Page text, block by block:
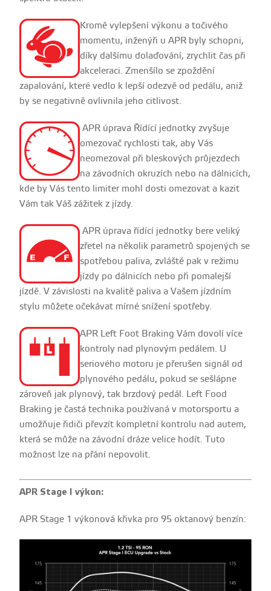
Kromě vylepšení výkonu a točivého
momentu, inženýři u APR byly schopni,
díky dalšímu dolaďování, zrychlit čas při
akceleraci. Zmenšílo se zpoždění
zapalování, které vedlo k lepší odezvě od pedálu, aniž
by se negativně ovlivnila jeho citlivost.
APR úprava Řídící jednotky zvyšuje
omezovač rychlosti tak, aby Vás
neomezoval při bleskových průjezdech
na závodních okruzích nebo na dálnicích,
kde by Vás tento limiter mohl dosti omezovat a kazit
Vám tak Váš zážitek z jízdy.
APR úprava řídící jednotky bere veliký
zřetel na několik parametrů spojených se
spotřebou paliva, zvláště pak v režimu
jízdy po dálnicích nebo při pomalejší
jízdě. V závislosti na kvalitě paliva a Vašem jízdním
stylu můžete očekávat mírné snížení spotřeby.
APR Left Foot Braking Vám dovolí více
kontroly nad plynovým pedálem. U
seriového motoru je přerušen signál od
plynového pedálu, pokud se sešlápne
zároveň jak plynový, tak brzdový pedál. Left Food
Braking je častá technika používaná v motorsportu a
umožňuje řidiči převzít kompletní kontrolu nad autem,
která se může na závodní dráze velice hodít. Tuto
možnost lze na přání nepovolit.
APR Stage I výkon:
APR Stage 1 výkonová křivka pro 95 oktanový benzín: